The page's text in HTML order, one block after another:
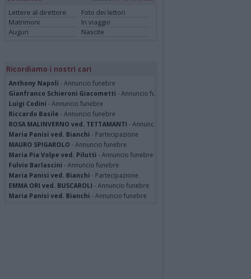
Lettere al direttore
Foto dei lettori
Matrimoni
In viaggio
Auguri
Nascite
Ricordiamo i nostri cari
Anthony Napoli - Annuncio funebre
Gianfranco Schieroni Giacometti - Annuncio funebre
Luigi Codini - Annuncio funebre
Riccardo Basile - Annuncio funebre
ROSA MALINVERNO ved. TETTAMANTI - Annuncio funebre
Maria Panisi ved. Bianchi - Partecipazione
MAURO SPIGAROLO - Annuncio funebre
Maria Pia Volpe ved. Pilutti - Annuncio funebre
Fulvio Barlascini - Annuncio funebre
Maria Panisi ved. Bianchi - Partecipazione
EMMA ORI ved. BUSCAROLI - Annuncio funebre
Maria Panisi ved. Bianchi - Annuncio funebre